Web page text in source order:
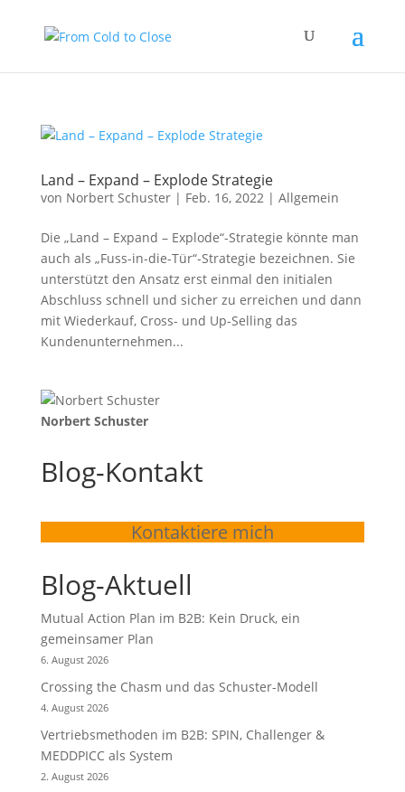
Land – Expand – Explode Strategie
von Norbert Schuster| Feb. 16, 2022| Allgemein
Die „Land – Expand – Explode“-Strategie könnte man
auch als „Fuss-in-die-Tür“-Strategie bezeichnen. Sie
unterstützt den Ansatz erst einmal den initialen
Abschluss schnell und sicher zu erreichen und dann
mit Wiederkauf, Cross- und Up-Selling das
Kundenunternehmen...
Norbert Schuster
Blog-Kontakt
Kontaktiere mich
Blog-Aktuell
Mutual Action Plan im B2B: Kein Druck, ein
gemeinsamer Plan
6. August 2026
Crossing the Chasm und das Schuster-Modell
4. August 2026
Vertriebsmethoden im B2B: SPIN, Challenger &
MEDDPICC als System
2. August 2026